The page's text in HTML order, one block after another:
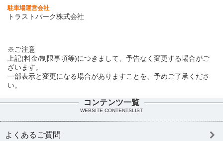
駐車場運営会社
トラストパーク株式会社
※ご注意
上記(料金/制限事項等)につきまして、予告なく変更する場合がご
ざいます。
一部表示と変更になる場合がありますことを、予めご了承くださ
い。
コンテンツ一覧
WEBSITE CONTENTSLIST
よくあるご質問